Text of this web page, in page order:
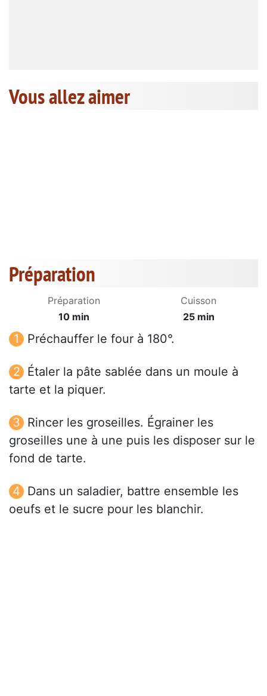
Vous allez aimer
Préparation
Préparation
10 min
Cuisson
25 min
Préchauffer le four à 180°.
Étaler la pâte sablée dans un moule à
tarte et la piquer.
Rincer les groseilles. Égrainer les
groseilles une à une puis les disposer sur le
fond de tarte.
Dans un saladier, battre ensemble les
oeufs et le sucre pour les blanchir.